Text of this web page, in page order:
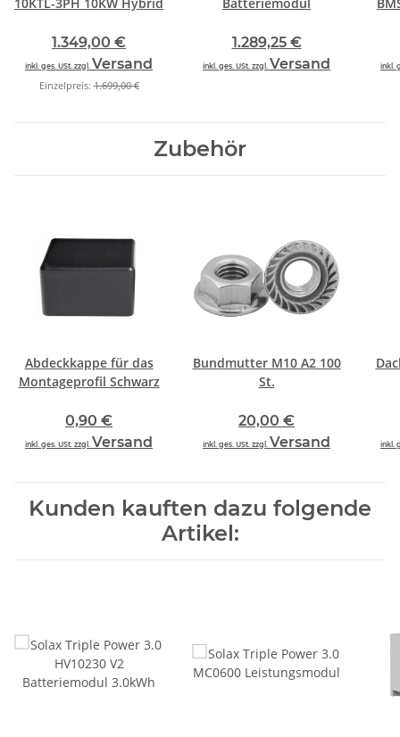
1.349,00 €
inkl. ges. USt. zzgl. Versand
Einzelpreis:1.699,00 €
1.289,25 €
inkl. ges. USt. zzgl. Versand inkl.
Zubehör
Abdeckkappe für das
Montageprofil Schwarz
0,90 €
inkl. ges. USt. zzgl. Versand
Bundmutter M10 A2 100
St.
20,00 €
inkl. ges. USt. zzgl. Versand inkl.
Kunden kauften dazu folgende
Artikel: